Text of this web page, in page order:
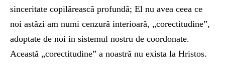
sinceritate copilărească profundă; El nu avea ceea ce
noi astăzi am numi cenzură interioară, „corectitudine”,
adoptate de noi in sistemul nostru de coordonate.
Această „corectitudine” a noastră nu exista la Hristos.